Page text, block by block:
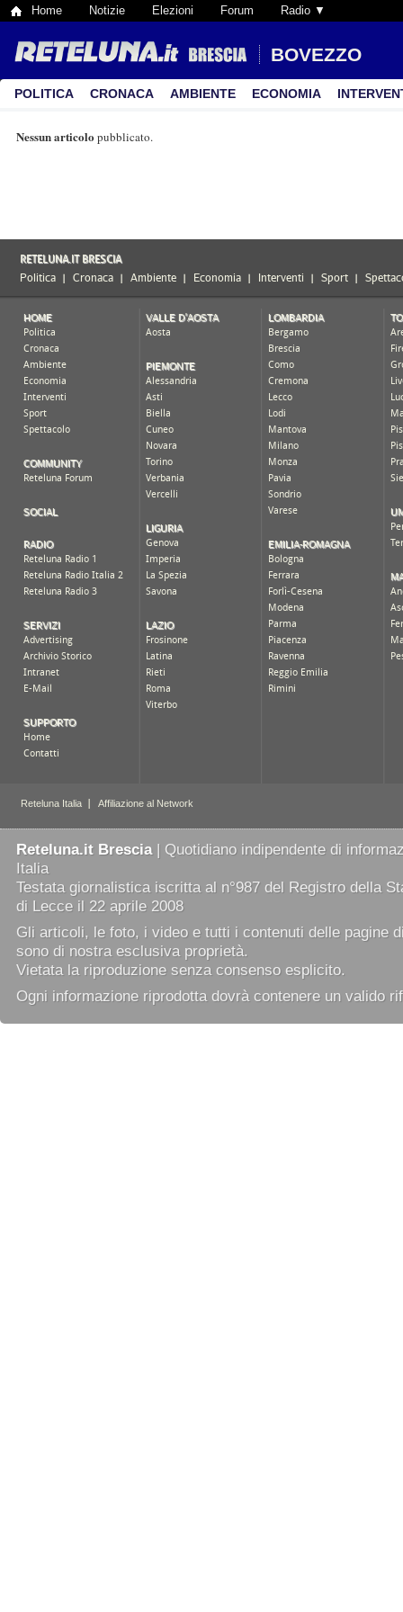
Home Notizie Elezioni Forum Radio ▼
BOVEZZO
POLITICA CRONACA AMBIENTE ECONOMIA
Nessun articolo pubblicato.
Reteluna.it Brescia| Quotidiano indipendente di
Italia
Testata giornalistica iscritta al n°987 del Registro della
di Lecce il 22 aprile 2008
Gli articoli, le foto, i video e tutti i contenuti delle pagine
sono di nostra esclusiva proprietà.
Vietata la riproduzione senza consenso esplicito.
Ogni informazione riprodotta dovrà contenere un valido